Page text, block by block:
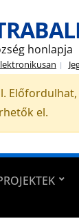
honlapja
el.